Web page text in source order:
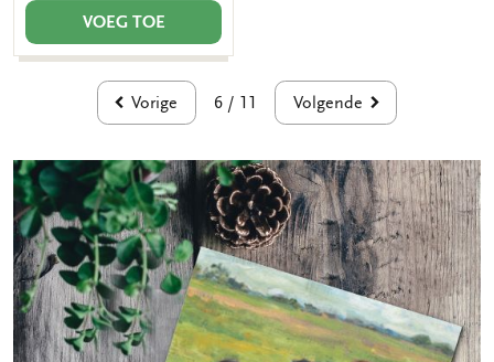
VOEG TOE
Vorige 6 / 11 Volgende